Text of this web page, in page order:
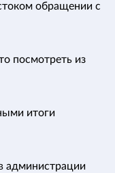
обращении с
посмотреть из
итоги
администрации